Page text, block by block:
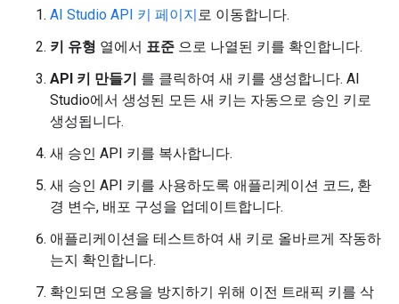
AI Studio API 키 페이지로 이동합니다.
키 유형 열에서 표준 으로 나열된 키를 확인합니다.
API 키 만들기 를 클릭하여 새 키를 생성합니다. AI
Studio에서 생성된 모든 새 키는 자동으로 승인 키로
생성됩니다.
새 승인 API 키를 복사합니다.
새 승인 API 키를 사용하도록 애플리케이션 코드, 환
경 변수, 배포 구성을 업데이트합니다.
애플리케이션을 테스트하여 새 키로 올바르게 작동하
는지 확인합니다.
확인되면 오용을 방지하기 위해 이전 트래픽 키를 삭